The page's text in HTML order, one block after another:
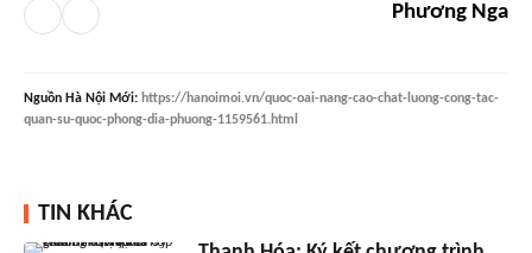
Phương Nga
Nguồn Hà Nội Mới: https://hanoimoi.vn/quoc-oai-nang-cao-chat-luong-cong-tac-
quan-su-quoc-phong-dia-phuong-1159561.html
TIN KHÁC